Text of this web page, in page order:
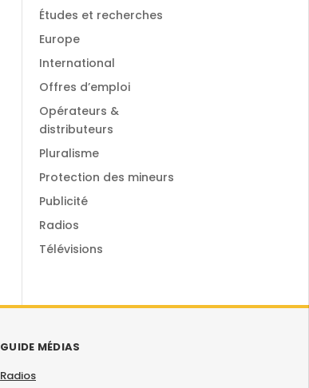
Études et recherches
Europe
International
Offres d’emploi
Opérateurs &
distributeurs
Pluralisme
Protection des mineurs
Publicité
Radios
Télévisions
GUIDE MÉDIAS
Radios